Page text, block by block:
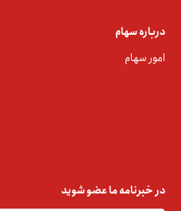
درباره سهام
امور سهام
در خبرنامه ما عضو شوید